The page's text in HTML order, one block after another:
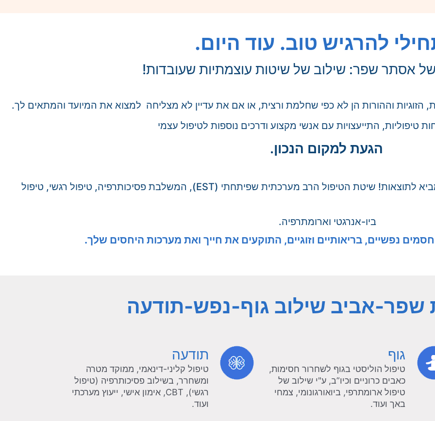
להרגיש טוב. עוד היום.
אסתר שפר: שילוב של שיטות עוצמתיות שעובדות!
הזוגיות וההורות הן לא כפי שחלמת ורצית, או אם את עדיין לא מצליחה למצוא את המיועד והמתאים לך.
טיפוליות, התייעצויות עם אנשי מקצוע ודרכים נוספות לטיפול עצמי
הגעת למקום הנכון.
אל תבזבזי זמן ובואי לטיפול קצר ומעשי שבאמת מביא לתוצאות! שיטת הטיפול הרב מערכתית שפיתחתי (EST), המשלבת פסיכותרפיה, טיפול רגשי, טיפול
ביו-אנרגטי וארומתרפיה.
נפשיים, בריאותיים וזוגיים, התוקעים את חייך ואת מערכות היחסים שלך.
שפר-אביב שילוב גוף-נפש-תודעה
גוף
טיפול הוליסטי בגוף לשחרור חסימות,
כאבים כרוניים וכיו”ב, ע"י שילוב של
טיפול ארומתרפי, ביואורגונומי, צמחי
באך ועוד.
תודעה
טיפול קליני-דינאמי, ממוקד מטרה
ומשחרר, בשילוב פסיכותרפיה (טיפול
רגשי), CBT, אימון אישי, ייעוץ מערכתי
ועוד.